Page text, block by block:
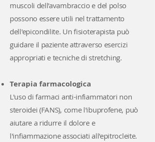
muscoli dell'avambraccio e del polso
possono essere utili nel trattamento
dell'epicondilite. Un fisioterapista può
guidare il paziente attraverso esercizi
appropriati e tecniche di stretching.
Terapia farmacologica
L'uso di farmaci anti-infiammatori non
steroidei (FANS), come l'ibuprofene, può
aiutare a ridurre il dolore e
l'infiammazione associati all'epitrocleite.